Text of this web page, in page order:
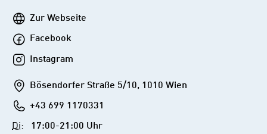
WebseiteZur Webseite
FacebookFacebook
Instagram
Instagram
AddresseBösendorfer Straße 5/10, 1010 Wien
Telefon+43 699 1170331
Di: 17:00-21:00 Uhr